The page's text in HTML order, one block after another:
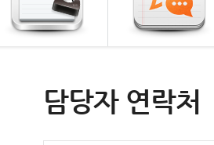
담당자 연락처